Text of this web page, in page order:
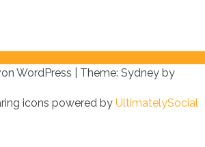
WordPress Theme: Sydney by
icons powered by UltimatelySocial